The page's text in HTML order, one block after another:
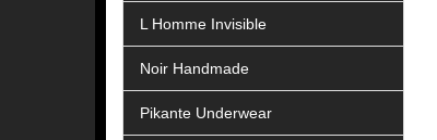
L Homme Invisible
Noir Handmade
Pikante Underwear